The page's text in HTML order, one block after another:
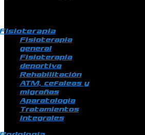
Fisioterapia
general
Fisioterapia
deportiva
Rehabilitación
ATM, cefaleas y
migrañas
Aparatología
Tratamientos
integrales